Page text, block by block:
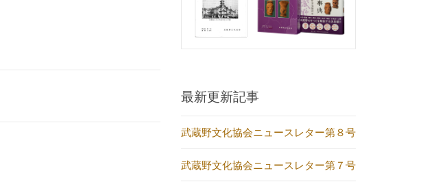
最新更新記事
武蔵野文化協会ニュースレター第８号
武蔵野文化協会ニュースレター第７号